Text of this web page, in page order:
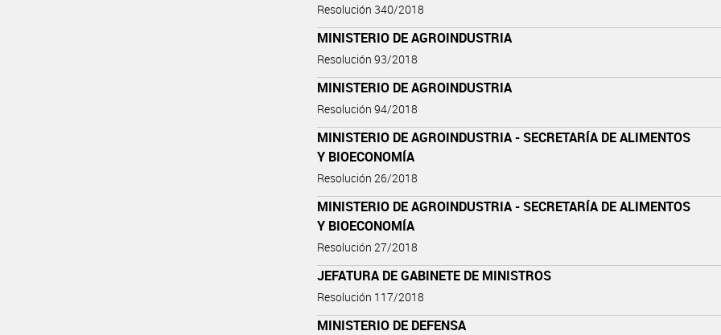
Resolución 340/2018
MINISTERIO DE AGROINDUSTRIA
Resolución 93/2018
MINISTERIO DE AGROINDUSTRIA
Resolución 94/2018
MINISTERIO DE AGROINDUSTRIA - SECRETARÍA DE ALIMENTOS
Y BIOECONOMÍA
Resolución 26/2018
MINISTERIO DE AGROINDUSTRIA - SECRETARÍA DE ALIMENTOS
Y BIOECONOMÍA
Resolución 27/2018
JEFATURA DE GABINETE DE MINISTROS
Resolución 117/2018
MINISTERIO DE DEFENSA